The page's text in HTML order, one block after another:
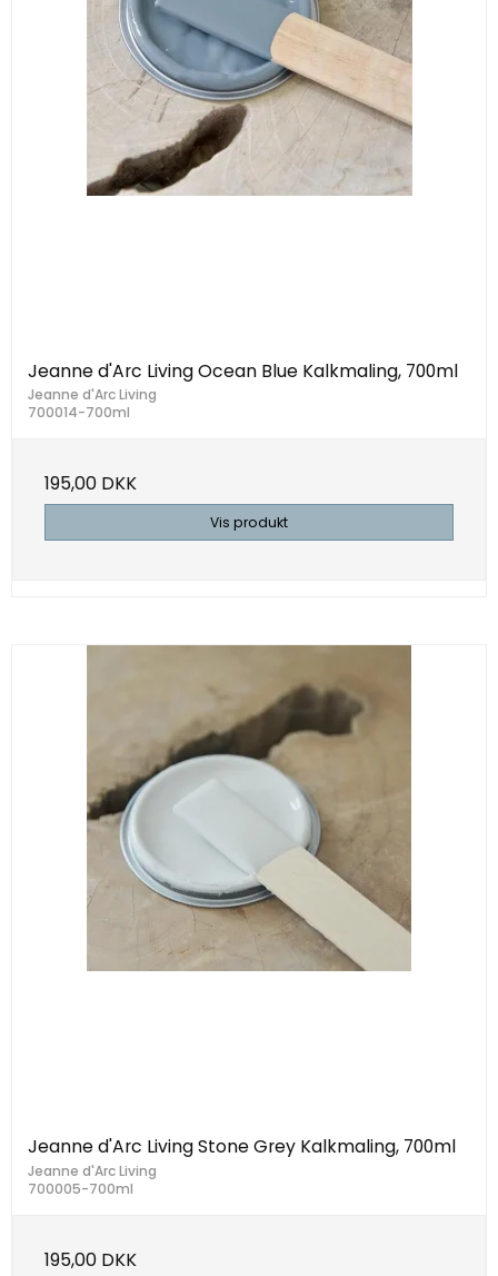
Jeanne d'Arc Living Ocean Blue Kalkmaling, 700ml
Jeanne d'Arc Living
700014-700ml
195,00 DKK
Vis produkt
Jeanne d'Arc Living Stone Grey Kalkmaling, 700ml
Jeanne d'Arc Living
700005-700ml
195,00 DKK